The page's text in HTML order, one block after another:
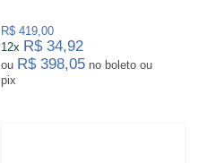
R$ 419,00
12x R$ 34,92
ou R$ 398,05 no boleto ou
pix